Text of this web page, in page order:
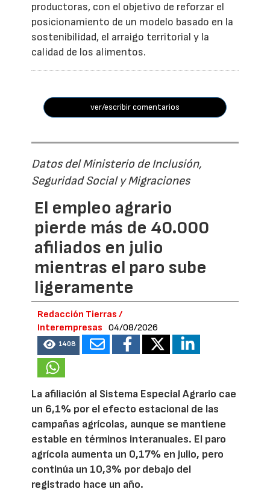
productoras, con el objetivo de reforzar el
posicionamiento de un modelo basado en la
sostenibilidad, el arraigo territorial y la
calidad de los alimentos.
ver/escribir comentarios
Datos del Ministerio de Inclusión,
Seguridad Social y Migraciones
El empleo agrario
pierde más de 40.000
afiliados en julio
mientras el paro sube
ligeramente
Redacción Tierras /
Interempresas
04/08/2026
1408
La afiliación al Sistema Especial Agrario cae
un 6,1% por el efecto estacional de las
campañas agrícolas, aunque se mantiene
estable en términos interanuales. El paro
agrícola aumenta un 0,17% en julio, pero
continúa un 10,3% por debajo del
registrado hace un año.